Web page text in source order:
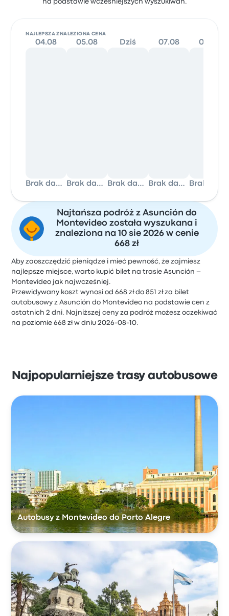
na podstawie wcześniejszych wyszukiwań.
NAJLEPSZA ZNALEZIONA CENA
04.08
Brak danych
05.08
Brak danych
Dziś
Brak danych
07.08
Brak danych
08.08
Najtańsza podróż z Asunción do
Montevideo została wyszukana i
znaleziona na 10 sie 2026 w cenie
668 zł
Aby zaoszczędzić pieniądze i mieć pewność, że zajmiesz
najlepsze miejsce, warto kupić bilet na trasie Asunción –
Montevideo jak najwcześniej.
Przewidywany koszt wynosi od 668 zł do 851 zł za bilet
autobusowy z Asunción do Montevideo na podstawie cen z
ostatnich 2 dni. Najniższej ceny za podróż możesz oczekiwać
na poziomie 668 zł w dniu 2026-08-10.
Najpopularniejsze trasy autobusowe
Autobusy z Montevideo do Porto Alegre